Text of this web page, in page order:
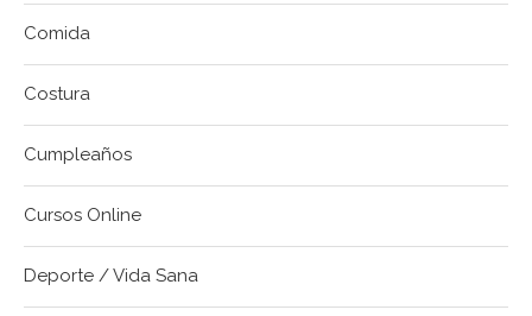
Comida
Costura
Cumpleaños
Cursos Online
Deporte / Vida Sana